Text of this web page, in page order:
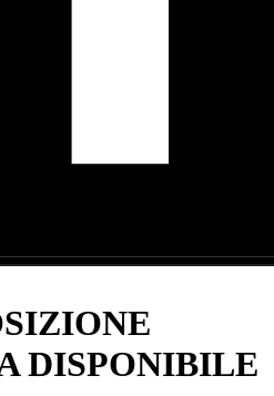
DISPONIBILE